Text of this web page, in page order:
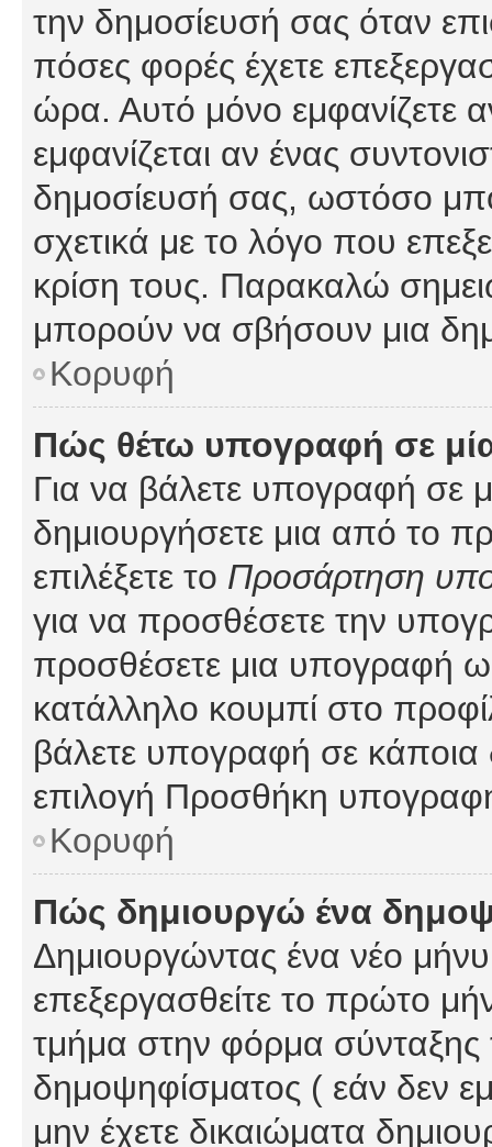
την δημοσίευσή σας όταν
πόσες φορές έχετε
ώρα. Αυτό μόνο εμφανίζετε
εμφανίζεται αν ένας
δημοσίευσή σας, ωστόσο
σχετικά με το λόγο που
κρίση τους. Παρακαλώ
μπορούν να σβήσουν μια
Κορυφή
Πώς θέτω υπογραφή σε
Για να βάλετε υπογραφή σε
δημιουργήσετε μια από το
επιλέξετε το Προσάρτηση
για να προσθέσετε την
προσθέσετε μια υπογραφή
κατάλληλο κουμπί στο
βάλετε υπογραφή σε κάποια
επιλογή Προσθήκη
Κορυφή
Πώς δημιουργώ ένα
Δημιουργώντας ένα νέο
επεξεργασθείτε το πρώτο
τμήμα στην φόρμα σύνταξης
δημοψηφίσματος ( εάν δεν
μην έχετε δικαιώματα